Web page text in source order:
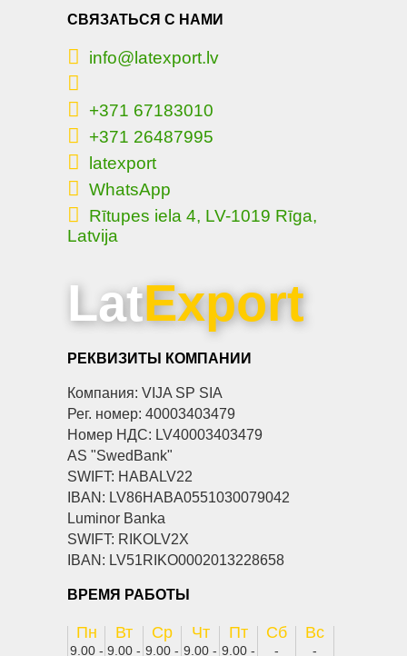
СВЯЗАТЬСЯ С НАМИ
info@latexport.lv
+371 67183010
+371 26487995
latexport
WhatsApp
Rītupes iela 4, LV-1019 Rīga,
Latvija
LatExport
РЕКВИЗИТЫ КОМПАНИИ
Компания: VIJA SP SIA
Рег. номер: 40003403479
Номер НДС: LV40003403479
AS "SwedBank"
SWIFT: HABALV22
IBAN: LV86HABA0551030079042
Luminor Banka
SWIFT: RIKOLV2X
IBAN: LV51RIKO0002013228658
ВРЕМЯ РАБОТЫ
Пн
9.00 -
Вт
9.00 -
Ср
9.00 -
Чт
9.00 -
Пт
9.00 -
Сб
-
Вс
-